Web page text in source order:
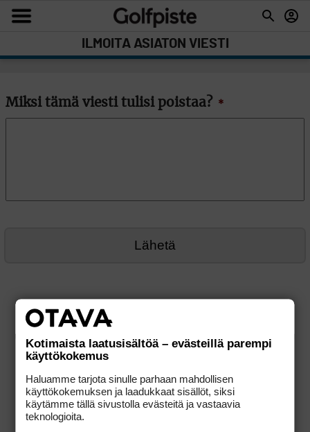
ILMOITA ASIATON VIESTI
Miksi tämä viesti tulisi poistaa? *
Kotimaista laatusisältöä – evästeillä parempi
käyttökokemus
Haluamme tarjota sinulle parhaan mahdollisen
käyttökokemuksen ja laadukkaat sisällöt, siksi
käytämme tällä sivustolla evästeitä ja vastaavia
teknologioita.